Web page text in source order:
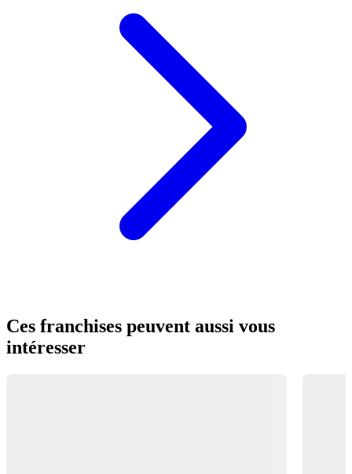
Ces franchises peuvent aussi vous
intéresser